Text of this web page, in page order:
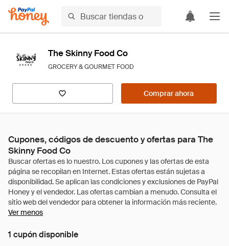
The Skinny Food Co
GROCERY & GOURMET FOOD
Comprar ahora
Cupones, códigos de descuento y ofertas para The
Skinny Food Co
Ver menos
1 cupón disponible